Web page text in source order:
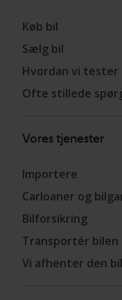
Køb bil
Sælg bil
Hvordan vi tester
Ofte stillede
Vores tjenester
Importere
Carloaner og
Bilforsikring
Transportér bilen
Vi afhenter den